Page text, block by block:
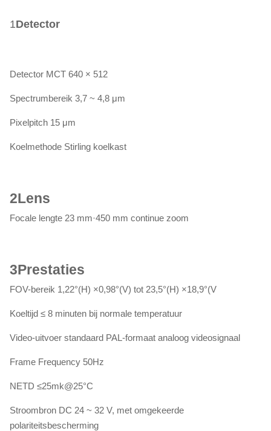
1Detector
Detector MCT 640 × 512
Spectrumbereik 3,7 ~ 4,8 μm
Pixelpitch 15 μm
Koelmethode Stirling koelkast
2Lens
Focale lengte 23 mm·450 mm continue zoom
3Prestaties
FOV-bereik 1,22°(H) ×0,98°(V) tot 23,5°(H) ×18,9°(V
Koeltijd ≤ 8 minuten bij normale temperatuur
Video-uitvoer standaard PAL-formaat analoog videosignaal
Frame Frequency 50Hz
NETD ≤25mk@25°C
Stroombron DC 24 ~ 32 V, met omgekeerde
polariteitsbescherming